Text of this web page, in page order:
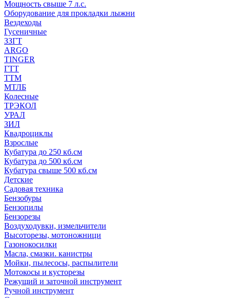
Мощность свыше 7 л.с.
Оборудование для прокладки лыжни
Вездеходы
Гусеничные
ЗЗГТ
ARGO
TINGER
ГТТ
ТТМ
МТЛБ
Колесные
ТРЭКОЛ
УРАЛ
ЗИЛ
Квадроциклы
Взрослые
Кубатура до 250 кб.см
Кубатура до 500 кб.см
Кубатура свыше 500 кб.см
Детские
Садовая техника
Бензобуры
Бензопилы
Бензорезы
Воздуходувки, измельчители
Высоторезы, мотоножници
Газонокосилки
Масла, смазки. канистры
Мойки, пылесосы, распылители
Мотокосы и кусторезы
Режущий и заточной инструмент
Ручной инструмент